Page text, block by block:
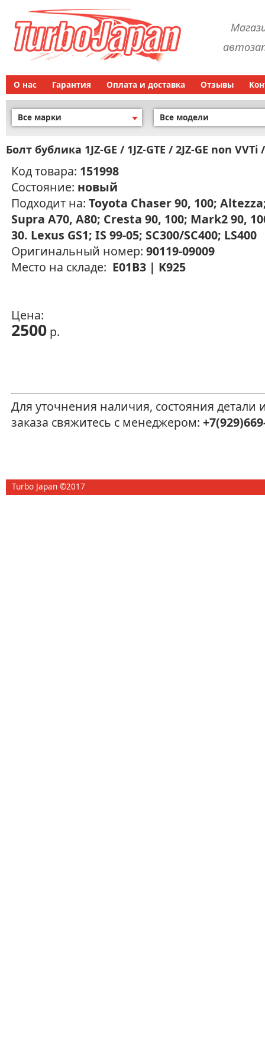
О нас Гарантия Оплата и доставка Отзывы
Все марки Все модели
Болт бублика 1JZ-GE / 1JZ-GTE / 2JZ-GE non
Код товара: 151998
Состояние: новый
Подходит на: Toyota Chaser 90, 100;
Supra A70, A80; Cresta 90, 100; Mark2 90,
30. Lexus GS1; IS 99-05; SC300/SC400; LS400
Оригинальный номер: 90119-09009
Место на складе: E01B3 | K925
Цена:
2500 р.
Для уточнения наличия, состояния
заказа свяжитесь с менеджером:
Turbo Japan ©2017